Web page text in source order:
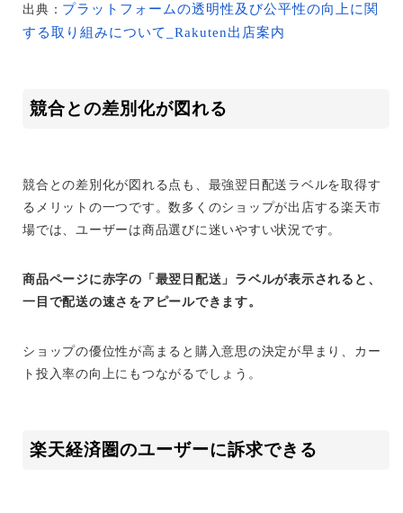
出典： プラットフォームの透明性及び公平性の向上に関
する取り組みについて_Rakuten出店案内
競合との差別化が図れる
競合との差別化が図れる点も、最強翌日配送ラベルを取得す
るメリットの一つです。数多くのショップが出店する楽天市
場では、ユーザーは商品選びに迷いやすい状況です。
商品ページに赤字の「最翌日配送」ラベルが表示されると、
一目で配送の速さをアピールできます。
ショップの優位性が高まると購入意思の決定が早まり、カー
ト投入率の向上にもつながるでしょう。
楽天経済圏のユーザーに訴求できる